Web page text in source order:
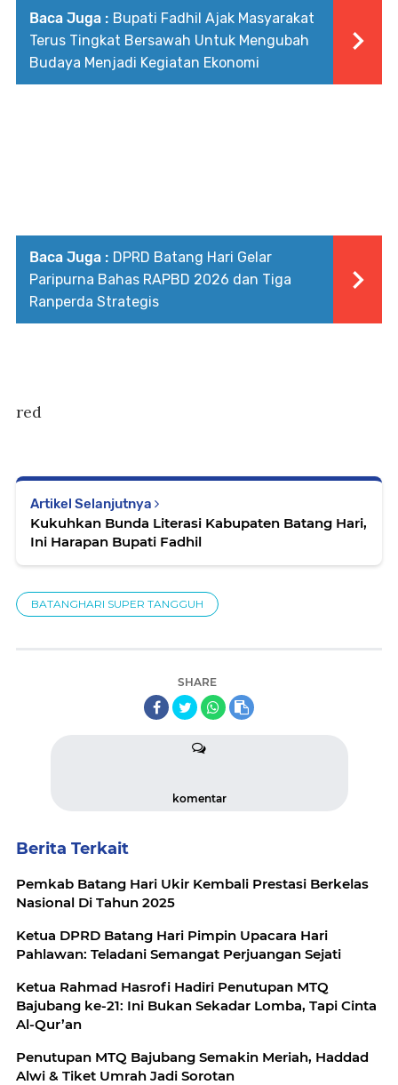
Baca Juga : Bupati Fadhil Ajak Masyarakat
Terus Tingkat Bersawah Untuk Mengubah
Budaya Menjadi Kegiatan Ekonomi
Baca Juga : DPRD Batang Hari Gelar
Paripurna Bahas RAPBD 2026 dan Tiga
Ranperda Strategis
red
Artikel Selanjutnya
Kukuhkan Bunda Literasi Kabupaten Batang Hari,
Ini Harapan Bupati Fadhil
BATANGHARI SUPER TANGGUH
SHARE
komentar
Berita Terkait
Pemkab Batang Hari Ukir Kembali Prestasi Berkelas
Nasional Di Tahun 2025
Ketua DPRD Batang Hari Pimpin Upacara Hari
Pahlawan: Teladani Semangat Perjuangan Sejati
Ketua Rahmad Hasrofi Hadiri Penutupan MTQ
Bajubang ke-21: Ini Bukan Sekadar Lomba, Tapi Cinta
Al-Qur’an
Penutupan MTQ Bajubang Semakin Meriah, Haddad
Alwi & Tiket Umrah Jadi Sorotan